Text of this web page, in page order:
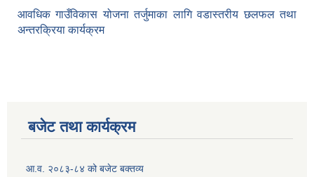
आवधिक गाउँविकास योजना तर्जुमाका लागि वडास्तरीय छलफल तथा
अन्तरक्रिया कार्यक्रम
बजेट तथा कार्यक्रम
आ.व. २०८३-८४ को बजेट बक्तव्य